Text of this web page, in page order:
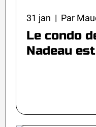
31 jan | Par
Le condo
Nadeau